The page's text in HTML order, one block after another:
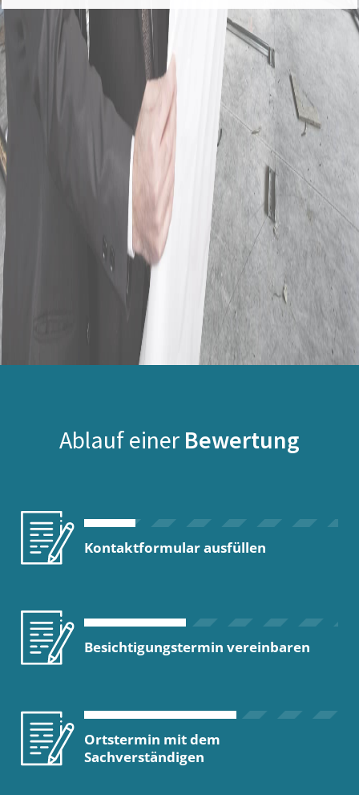
Ablauf einer Bewertung
Kontaktformular ausfüllen
Besichtigungstermin vereinbaren
Ortstermin mit dem
Sachverständigen